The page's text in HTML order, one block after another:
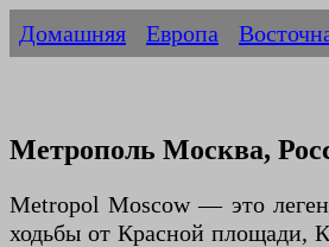
Домашняя Европа
Метрополь Москва,
Metropol Moscow — это
ходьбы от Красной площади,